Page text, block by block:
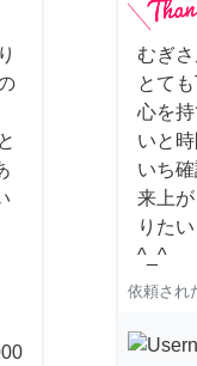
むぎ
とて
心を
いと
いち
来上
りた
^_^
依頼され